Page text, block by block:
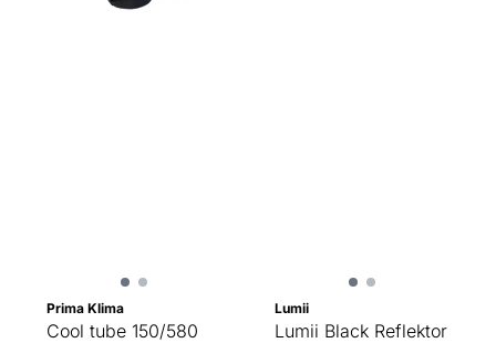
Prima Klima
Cool tube 150/580
Lumii
Lumii Black Reflektor